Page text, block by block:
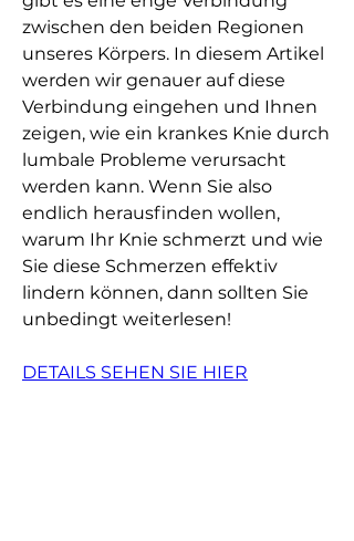
zwischen den beiden Regionen
unseres Körpers. In diesem Artikel
werden wir genauer auf diese
Verbindung eingehen und Ihnen
zeigen, wie ein krankes Knie durch
lumbale Probleme verursacht
werden kann. Wenn Sie also
endlich herausfinden wollen,
warum Ihr Knie schmerzt und wie
Sie diese Schmerzen effektiv
lindern können, dann sollten Sie
unbedingt weiterlesen!
DETAILS SEHEN SIE HIER